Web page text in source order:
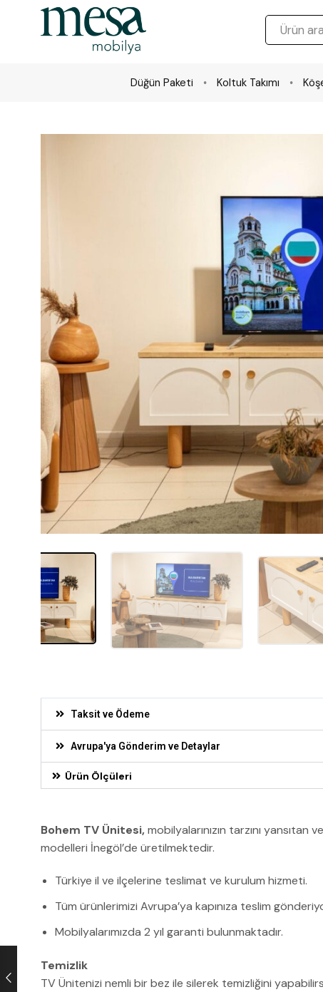
Düğün Paketi Koltuk Takımı
Taksit ve Ödeme
Avrupa'ya Gönderim ve Detaylar
Ürün Ölçüleri
Bohem TV Ünitesi,mobilyalarınızın tarzını
modelleri İnegöl’de üretilmektedir.
Türkiye il ve ilçelerine teslimat ve kurulum hizmeti.
Tüm ürünlerimizi Avrupa’ya kapınıza teslim
Mobilyalarımızda 2 yıl garanti bulunmaktadır.
Temizlik
TV Ünitenizi nemli bir bez ile silerek temizliğini